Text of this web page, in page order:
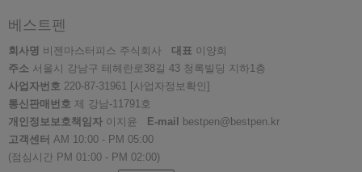
베스트펜
회사명 비젠마스터피스 주식회사 대표 이양희
주소 서울시 강남구 테헤란로38길 43 청록빌딩 지하1층
사업자번호 220-87-31961 [사업자정보확인]
통신판매번호 제 강남-11791호
개인정보보호책임자 이지윤 E-mail
bestpen@bestpen.kr
고객센터 AM 10:00 - PM 05:00
(점심시간 PM 01:00 - PM 02:00)